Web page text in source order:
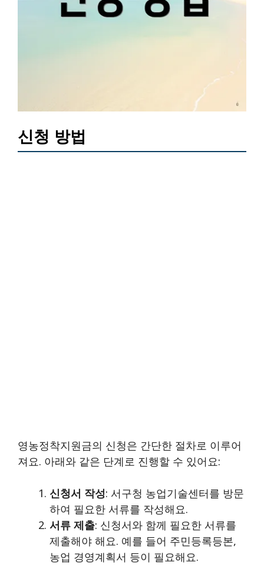
신청 방법
영농정착지원금의 신청은 간단한 절차로 이루어
져요. 아래와 같은 단계로 진행할 수 있어요:
신청서 작성: 서구청 농업기술센터를 방문
하여 필요한 서류를 작성해요.
서류 제출: 신청서와 함께 필요한 서류를
제출해야 해요. 예를 들어 주민등록등본,
농업 경영계획서 등이 필요해요.